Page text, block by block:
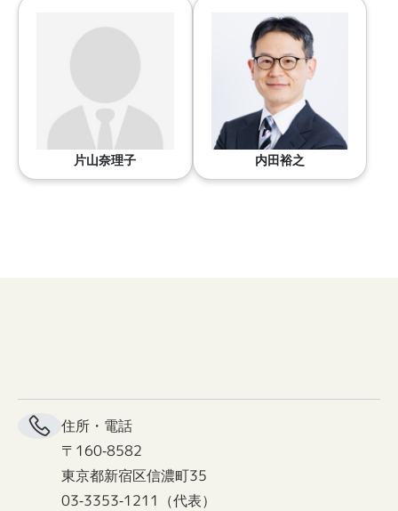
片山奈理子 内田裕之
住所・電話
〒160-8582
東京都新宿区信濃町35
03-3353-1211（代表）